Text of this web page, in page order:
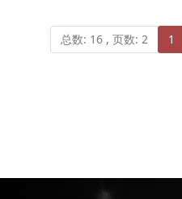
总数: 16 , 页数: 2 1